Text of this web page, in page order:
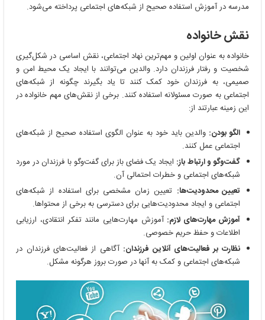
مدرسه در آموزش استفاده صحیح از شبکه‌های اجتماعی پرداخته می‌شود.
نقش خانواده
خانواده به عنوان اولین و مهم‌ترین نهاد اجتماعی، نقش اساسی در شکل‌گیری
شخصیت و رفتار فرزندان دارد. والدین می‌توانند با ایجاد یک محیط امن و
صمیمی، به فرزندان خود کمک کنند تا یاد بگیرند چگونه از شبکه‌های
اجتماعی به صورت مسئولانه استفاده کنند. برخی از نقش‌های مهم خانواده در
این زمینه عبارتند از:
الگو بودن: والدین باید خود به عنوان الگوی استفاده صحیح از شبکه‌های
اجتماعی عمل کنند.
گفت‌وگو و ارتباط باز: ایجاد یک فضای باز برای گفت‌وگو با فرزندان در مورد
شبکه‌های اجتماعی و خطرات احتمالی آن.
تعیین محدودیت‌ها: تعیین زمان مشخصی برای استفاده از شبکه‌های
اجتماعی و ایجاد محدودیت‌هایی برای دسترسی به برخی از محتواها.
آموزش مهارت‌های لازم: آموزش مهارت‌هایی مانند تفکر انتقادی، ارزیابی
اطلاعات و حفظ حریم خصوصی.
نظارت بر فعالیت‌های آنلاین فرزندان: آگاهی از فعالیت‌های فرزندان در
شبکه‌های اجتماعی و کمک به آنها در صورت بروز هرگونه مشکل.